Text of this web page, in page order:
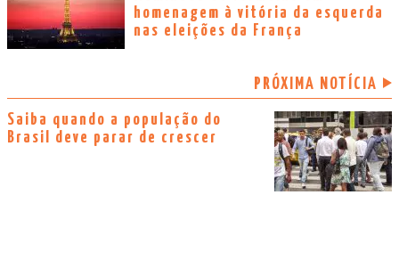
homenagem à vitória da esquerda
nas eleições da França
PRÓXIMA NOTÍCIA
Saiba quando a população do
Brasil deve parar de crescer